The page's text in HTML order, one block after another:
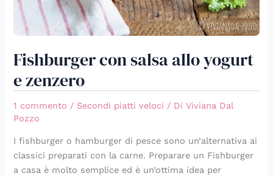
Fishburger con salsa allo yogurt
e zenzero
1 commento / Secondi piatti veloci / DiViviana Dal
Pozzo
I fishburger o hamburger di pesce sono un’alternativa ai
classici preparati con la carne. Preparare un Fishburger
a casa è molto semplice ed è un’ottima idea per